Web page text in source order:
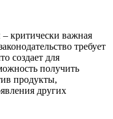
критически важная
требует
создает для
получить
продукты,
других